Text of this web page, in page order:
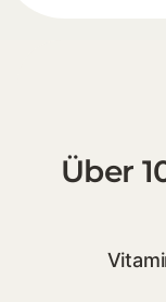
Über